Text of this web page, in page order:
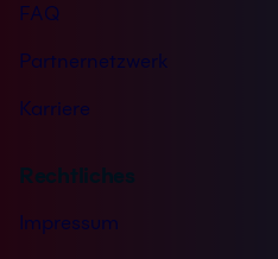
FAQ
Partnernetzwerk
Karriere
Rechtliches
Impressum